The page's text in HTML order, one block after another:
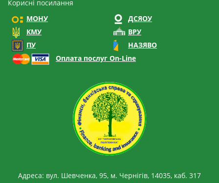
Корисні посилання
МОНУ
ДСЯОУ
КМУ
ВРУ
ПУ
НАЗЯВО
Оплата послуг On-Line
Адреса: вул. Шевченка, 95, м. Чернігів, 14035, каб. 317